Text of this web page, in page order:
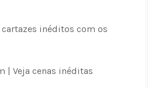
cartazes inéditos com os
| Veja cenas inéditas